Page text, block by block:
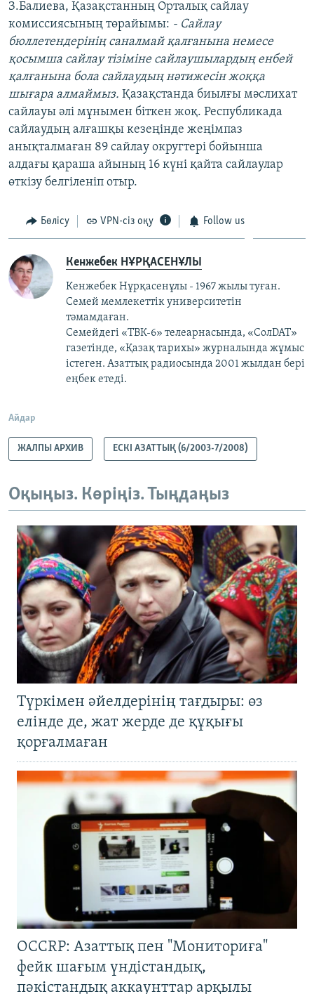
З.Балиева, Қазақстанның Орталық сайлау
комиссиясының төрайымы: - Сайлау
бюллетендерінің саналмай қалғанына немесе
қосымша сайлау тізіміне сайлаушылардың енбей
қалғанына бола сайлаудың нәтижесін жоққа
шығара алмаймыз. Қазақстанда биылғы мәслихат
сайлауы әлі мұнымен біткен жоқ. Республикада
сайлаудың алғашқы кезеңінде жеңімпаз
анықталмаған 89 сайлау округтері бойынша
алдағы қараша айының 16 күні қайта сайлаулар
өткізу белгіленіп отыр.
Бөлісу VPN-сіз оқу Follow us
Кенжебек НҰРҚАСЕНҰЛЫ
Кенжебек Нұрқасенұлы - 1967 жылы туған.
Семей мемлекеттік университетін
тәмамдаған.
Семейдегі «ТВК-6» телеарнасында, «СолDAT»
газетінде, «Қазақ тарихы» журналында жұмыс
істеген. Азаттық радиосында 2001 жылдан бері
еңбек етеді.
Айдар
ЖАЛПЫ АРХИВ ЕСКІ АЗАТТЫҚ (6/2003-7/2008)
Оқыңыз. Көріңіз. Тыңдаңыз
Түркімен әйелдерінің тағдыры: өз
елінде де, жат жерде де құқығы
қорғалмаған
OCCRP: Азаттық пен "Мониториға"
фейк шағым үндістандық,
пәкістандық аккаунттар арқылы